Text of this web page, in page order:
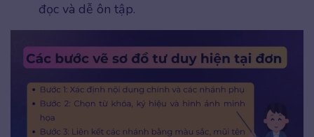
đọc và dễ ôn tập.